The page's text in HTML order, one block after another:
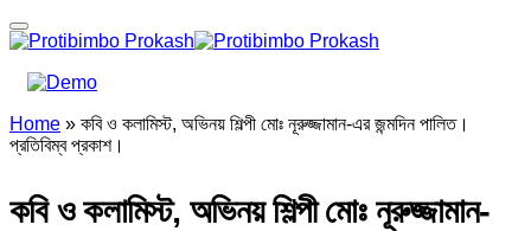
Home » কবি ও কলামিস্ট, অভিনয় শিল্পী মোঃ নূরুজ্জামান-এর জন্মদিন পালিত।
প্রতিবিম্ব প্রকাশ।
কবি ও কলামিস্ট, অভিনয় শিল্পী মোঃ নূরুজ্জামান-